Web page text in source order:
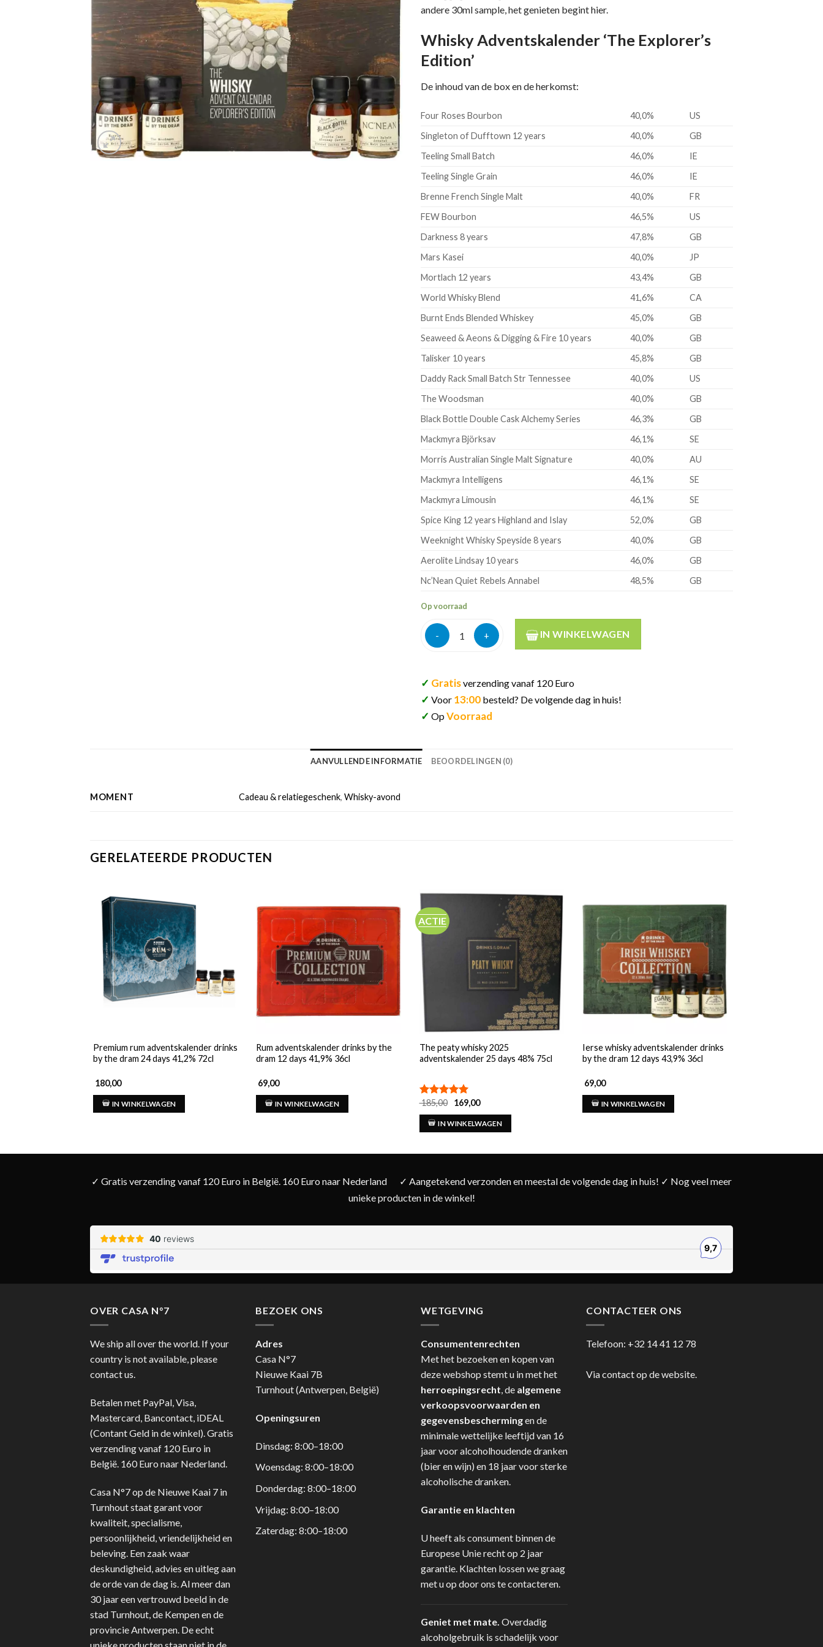
andere 30ml sample, het genieten begint hier.
Whisky Adventskalender ‘The Explorer’s
Edition’
De inhoud van de box en de herkomst:
Four Roses Bourbon 40,0%
US
Singleton of Dufftown 12 years
40,0%
GB
Teeling Small Batch
46,0%
IE
Teeling Single Grain
46,0%
IE
Brenne French Single Malt
40,0%
FR
FEW Bourbon
46,5%
US
Darkness 8 years
47,8%
GB
Mars Kasei
40,0%
JP
Mortlach 12 years
43,4%
GB
World Whisky Blend
41,6%
CA
Burnt Ends Blended Whiskey
45,0%
GB
Seaweed & Aeons & Digging & Fire 10 years
40,0%
GB
Talisker 10 years
45,8%
GB
Daddy Rack Small Batch Str Tennessee
40,0%
US
The Woodsman
40,0%
GB
Black Bottle Double Cask Alchemy Series
46,3%
GB
Mackmyra Björksav
46,1%
SE
Morris Australian Single Malt Signature
40,0%
AU
Mackmyra Intelligens
46,1%
SE
Mackmyra Limousin
46,1%
SE
Spice King 12 years Highland and Islay
52,0%
GB
Weeknight Whisky Speyside 8 years
40,0%
GB
Aerolite Lindsay 10 years
46,0%
GB
Nc’Nean Quiet Rebels Annabel
48,5% GB
Op voorraad
Premium whisky adventskalender explorers edition drinks by the dram 24 days 43,8% 72cl aantal
IN WINKELWAGEN
✓ Gratisverzending vanaf 120 Euro
✓ Voor 13:00 besteld? De volgende dag in huis!
✓ OpVoorraad
AANVULLENDE INFORMATIE BEOORDELINGEN (0)
MOMENT Cadeau & relatiegeschenk,Whisky-avond
GERELATEERDE PRODUCTEN
Premium rum adventskalender drinks
by the dram 24 days 41,2% 72cl
180,00
IN WINKELWAGEN
Rum adventskalender drinks by the
dram 12 days 41,9% 36cl
69,00
IN WINKELWAGEN
ACTIE
The peaty whisky 2025
adventskalender 25 days 48% 75cl
Gewaardeerd
5.00uit 5
185,00
Oorspronkelijke
was:
€ 185,00.
169,00Huidige
is:
€ 169,00.
IN WINKELWAGEN
Ierse whisky adventskalender drinks
by the dram 12 days 43,9% 36cl
69,00
IN WINKELWAGEN
✓ Gratis verzending vanaf 120 Euro in België. 160 Euro naar Nederland
✓ Aangetekend verzonden en meestal de volgende dag in huis! ✓ Nog veel meer
unieke producten in de winkel!
OVER CASA N°7
We ship all over the world. If your
country is not available, please
contact us.
Betalen met PayPal, Visa,
Mastercard, Bancontact, iDEAL
(Contant Geld in de winkel). Gratis
verzending vanaf 120 Euro in
België. 160 Euro naar Nederland.
Casa N°7 op de Nieuwe Kaai 7 in
Turnhout staat garant voor
kwaliteit, specialisme,
persoonlijkheid, vriendelijkheid en
beleving. Een zaak waar
deskundigheid, advies en uitleg aan
de orde van de dag is. Al meer dan
30 jaar een vertrouwd beeld in de
stad Turnhout, de Kempen en de
provincie Antwerpen. De echt
BEZOEK ONS
Adres
Casa N°7
Nieuwe Kaai 7B
Turnhout (Antwerpen, België)
Openingsuren
Dinsdag: 8:00–18:00
Woensdag: 8:00–18:00
Donderdag: 8:00–18:00
Vrijdag: 8:00–18:00
Zaterdag: 8:00–18:00
WETGEVING
Consumentenrechten
Met het bezoeken en kopen van
deze webshop stemt u in met het
herroepingsrecht, de algemene
verkoopsvoorwaarden en
gegevensbeschermingen de
minimale wettelijke leeftijd van 16
jaar voor alcoholhoudende dranken
(bier en wijn) en 18 jaar voor sterke
alcoholische dranken.
Garantie en klachten
U heeft als consument binnen de
Europese Unie recht op 2 jaar
garantie. Klachten lossen we graag
met u op door ons te contacteren.
Geniet met mate. Overdadig
alcoholgebruik is schadelijk voor
CONTACTEER ONS
Telefoon: +32 14 41 12 78
Via contact op de website.